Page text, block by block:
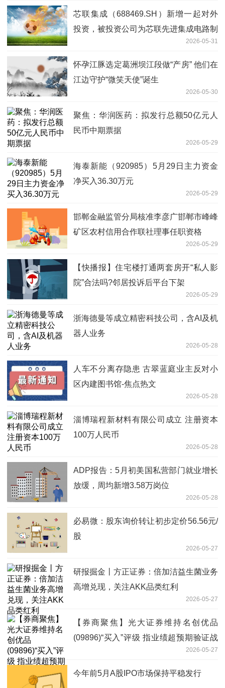
芯联集成（688469.SH）新增一起对外
投资，被投资公司为芯联先进集成电路制
2026-05-31
怀孕江豚选定葛洲坝江段做“产房” 他们在
江边守护“微笑天使”诞生
2026-05-30
聚焦：华润医药：拟发行总额50亿元人
民币中期票据
2026-05-29
海泰新能（920985）5月29日主力资金
净买入36.30万元
2026-05-29
邯郸金融监管分局核准李彦广邯郸市峰峰
矿区农村信用合作联社理事任职资格
2026-05-29
【快播报】住宅楼打通两套房开“私人影
院”合法吗?邻居投诉后平台下架
2026-05-29
浙海德曼等成立精密科技公司，含AI及机
器人业务
2026-05-28
人车不分离存隐患 古翠蓝庭业主反对小
区内建图书馆-焦点热文
2026-05-28
淄博瑞程新材料有限公司成立 注册资本
100万人民币
2026-05-28
ADP报告：5月初美国私营部门就业增长
放缓，周均新增3.58万岗位
2026-05-28
必易微：股东询价转让初步定价56.56元/
股
2026-05-27
研报掘金丨方正证券：倍加洁益生菌业务
高增兑现，关注AKK品类红利
2026-05-27
【券商聚焦】光大证券维持名创优品
(09896)“买入”评级 指业绩超预期验证战
2026-05-27
今年前5月A股IPO市场保持平稳发行